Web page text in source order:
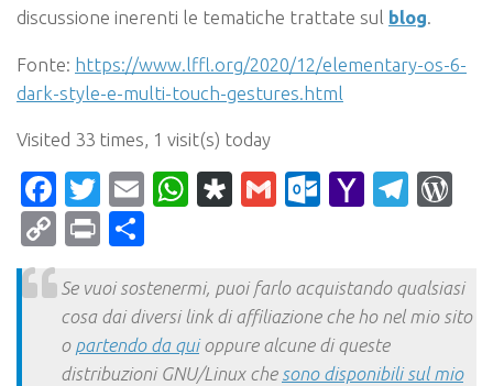
discussione inerenti le tematiche trattate sul blog.
Fonte: https://www.lffl.org/2020/12/elementary-os-6-
dark-style-e-multi-touch-gestures.html
Visited 33 times, 1 visit(s) today
Facebook
Twitter
EmailWhatsApp
Diaspora
Gmail Yahoo
CopyPrint
Se vuoi sostenermi, puoi farlo acquistando qualsiasi
cosa dai diversi link di affiliazione che ho nel mio sito
o partendo da quioppure alcune di queste
distribuzioni GNU/Linux che sono disponibili sul mio